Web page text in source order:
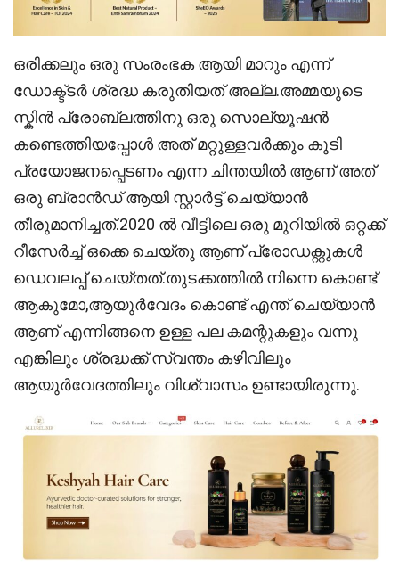
ഒരിക്കലും ഒരു സംരംഭക ആയി മാറും എന്ന്
ഡോക്ട്ടർ ശ്രദ്ധ കരുതിയത് അല്ല.അമ്മയുടെ
സ്കിൻ പ്രോബ്ലത്തിനു ഒരു സൊല്യൂഷൻ
കണ്ടെത്തിയപ്പോൾ അത് മറ്റുള്ളവർക്കും കൂടി
പ്രയോജനപ്പെടണം എന്ന ചിന്തയിൽ ആണ് അത്
ഒരു ബ്രാൻഡ് ആയി സ്റ്റാർട്ട് ചെയ്യാൻ
തീരുമാനിച്ചത്.2020 ൽ വീട്ടിലെ ഒരു മുറിയിൽ ഒറ്റക്ക്
റീസേർച്ച് ഒക്കെ ചെയ്തു ആണ് പ്രോഡക്റ്റുകൾ
ഡെവലപ്പ് ചെയ്തത്.തുടക്കത്തിൽ നിന്നെ കൊണ്ട്
ആകുമോ,ആയുർവേദം കൊണ്ട് എന്ത് ചെയ്യാൻ
ആണ് എന്നിങ്ങനെ ഉള്ള പല കമന്റുകളും വന്നു
എങ്കിലും ശ്രദ്ധക്ക് സ്വന്തം കഴിവിലും
ആയുർവേദത്തിലും വിശ്വാസം ഉണ്ടായിരുന്നു.